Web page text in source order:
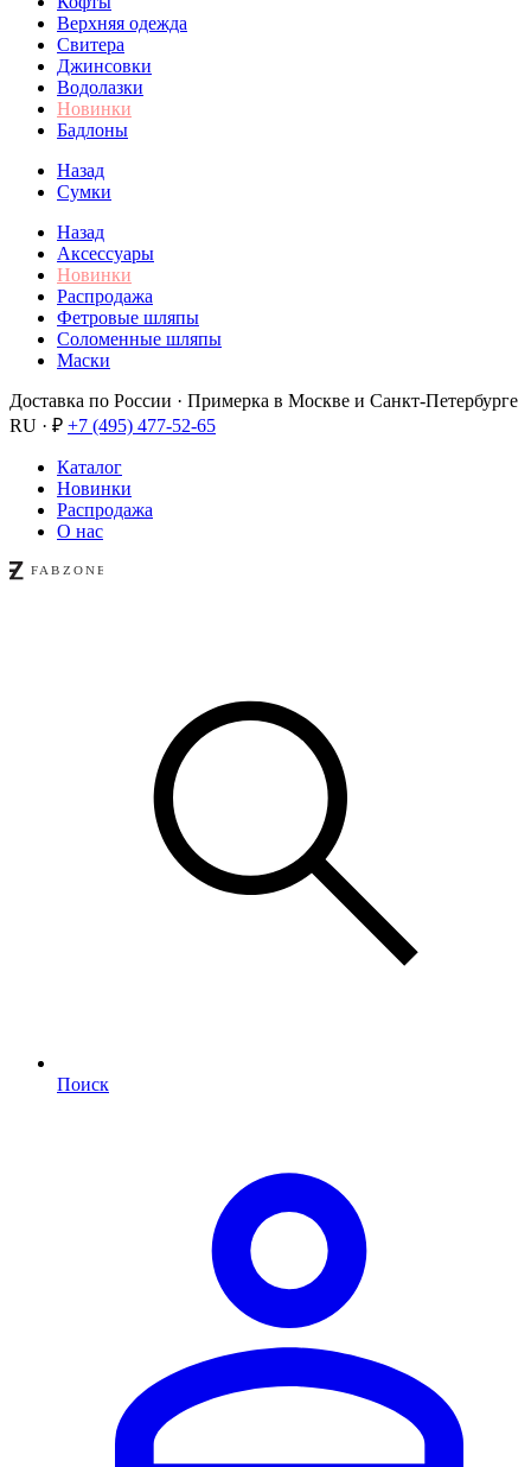
Верхняя одежда
Свитера
Джинсовки
Водолазки
Новинки
Бадлоны
Назад
Сумки
Назад
Аксессуары
Новинки
Распродажа
Фетровые шляпы
Соломенные шляпы
Маски
Доставка по России · Примерка в Москве и Санкт-Петербурге
RU · ₽ +7 (495) 477-52-65
Каталог
Новинки
Распродажа
О нас
Поиск